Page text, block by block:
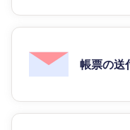
帳票の送